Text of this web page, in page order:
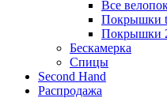
Все
Покрышки
Покрышки
Бескамерка
Спицы
Second Hand
Распродажа